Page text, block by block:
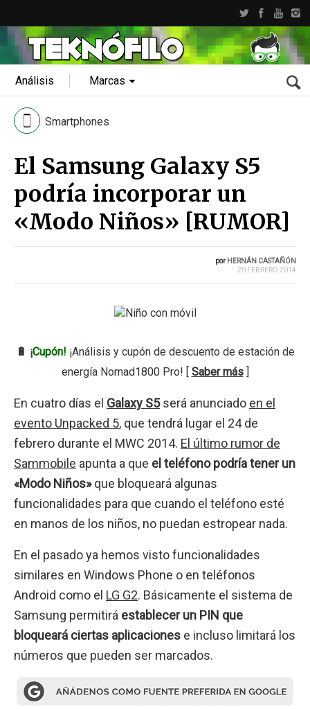
Análisis Marcas
Smartphones
El Samsung Galaxy S5
podría incorporar un
«Modo Niños» [RUMOR]
por HERNÁN CASTAÑÓN
20 FEBRERO 2014
🔋 ¡Cupón! ¡Análisis y cupón de descuento de estación de
energía Nomad1800 Pro! [ Saber más]
En cuatro días el Galaxy S5será anunciado en el
evento Unpacked 5, que tendrá lugar el 24 de
febrero durante el MWC 2014. El último rumor de
Sammobile apunta a que el teléfono podría tener un
«Modo Niños»que bloqueará algunas
funcionalidades para que cuando el teléfono esté
en manos de los niños, no puedan estropear nada.
En el pasado ya hemos visto funcionalidades
similares en Windows Phone o en teléfonos
Android como el LG G2. Básicamente el sistema de
Samsung permitirá establecer un PIN que
bloqueará ciertas aplicaciones e incluso limitará los
números que pueden ser marcados.